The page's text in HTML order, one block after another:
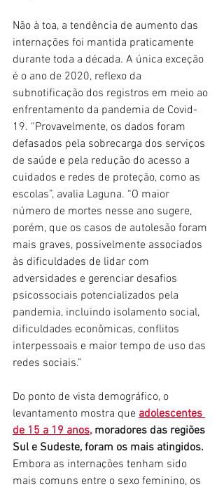
Não à toa, a tendência de aumento das
internações foi mantida praticamente
durante toda a década. A única exceção
é o ano de 2020, reflexo da
subnotificação dos registros em meio ao
enfrentamento da pandemia de Covid-
19. “Provavelmente, os dados foram
defasados pela sobrecarga dos serviços
de saúde e pela redução do acesso a
cuidados e redes de proteção, como as
escolas”, avalia Laguna. “O maior
número de mortes nesse ano sugere,
porém, que os casos de autolesão foram
mais graves, possivelmente associados
às dificuldades de lidar com
adversidades e gerenciar desafios
psicossociais potencializados pela
pandemia, incluindo isolamento social,
dificuldades econômicas, conflitos
interpessoais e maior tempo de uso das
redes sociais.”
Do ponto de vista demográfico, o
levantamento mostra que adolescentes
de 15 a 19 anos, moradores das regiões
Sul e Sudeste, foram os mais atingidos.
Embora as internações tenham sido
mais comuns entre o sexo feminino, os